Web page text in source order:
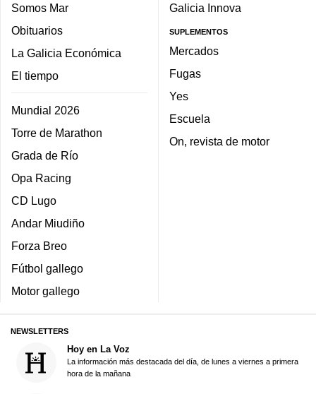
Somos Mar
Obituarios
La Galicia Económica
El tiempo
Mundial 2026
Torre de Marathon
Grada de Río
Opa Racing
CD Lugo
Andar Miudiño
Forza Breo
Fútbol gallego
Motor gallego
Galicia Innova
SUPLEMENTOS
Mercados
Fugas
Yes
Escuela
On, revista de motor
NEWSLETTERS
Hoy en La Voz
La información más destacada del día, de lunes a viernes a primera
hora de la mañana